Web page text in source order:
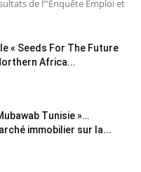
de l’"Enquête Emploi et
« Seeds For The Future
Africa...
Tunisie »…
immobilier sur la...